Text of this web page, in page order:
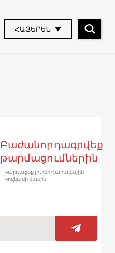
ՀԱՅԵՐԵՆ
Բաժանորդագրվեք
թարմացումներին
Կարդացեք լուրեր Հարավային
Կովկասի մասին